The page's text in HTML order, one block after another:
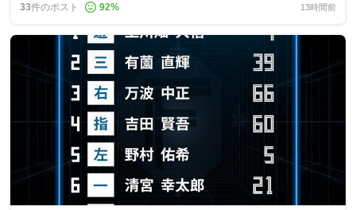
33件のポスト 92% 13時間前